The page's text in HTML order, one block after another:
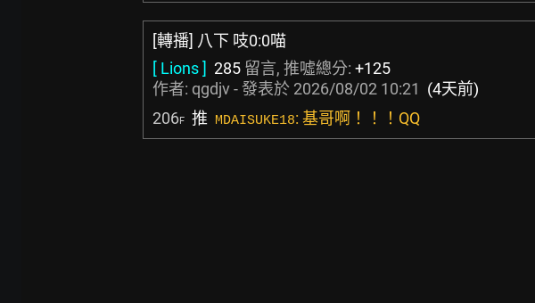
[轉播] 八下 吱0:0喵
[ Lions ] 285 留言, 推噓總分: +125
作者: qgdjv- 發表於 2026/08/02 10:21 (4天前)
206F 推 MDAISUKE18: 基哥啊！！！QQ